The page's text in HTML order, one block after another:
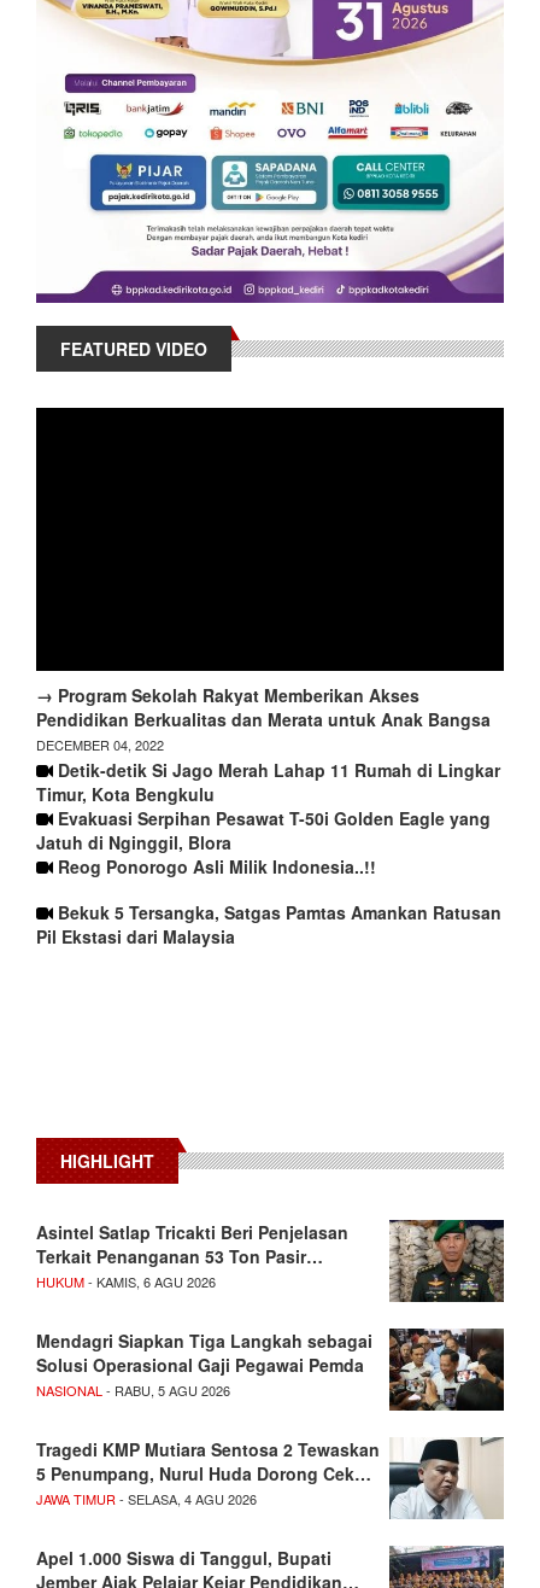
FEATURED VIDEO
→ Program Sekolah Rakyat Memberikan Akses
Pendidikan Berkualitas dan Merata untuk Anak Bangsa
DECEMBER 04, 2022
Detik-detik Si Jago Merah Lahap 11 Rumah di Lingkar
Timur, Kota Bengkulu
Evakuasi Serpihan Pesawat T-50i Golden Eagle yang
Jatuh di Nginggil, Blora
Reog Ponorogo Asli Milik Indonesia..!!
Bekuk 5 Tersangka, Satgas Pamtas Amankan Ratusan
Pil Ekstasi dari Malaysia
HIGHLIGHT
Asintel Satlap Tricakti Beri Penjelasan
Terkait Penanganan 53 Ton Pasir…
HUKUM- KAMIS, 6 AGU 2026
Mendagri Siapkan Tiga Langkah sebagai
Solusi Operasional Gaji Pegawai Pemda
NASIONAL - RABU, 5 AGU 2026
Tragedi KMP Mutiara Sentosa 2 Tewaskan
5 Penumpang, Nurul Huda Dorong Cek…
JAWA TIMUR - SELASA, 4 AGU 2026
Apel 1.000 Siswa di Tanggul, Bupati
Jember Ajak Pelajar Kejar Pendidikan…